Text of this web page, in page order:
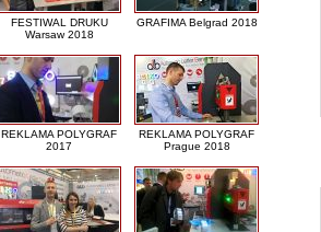
FESTIWAL DRUKU
Warsaw 2018
GRAFIMA Belgrad 2018
REKLAMA POLYGRAF
2017
REKLAMA POLYGRAF
Prague 2018